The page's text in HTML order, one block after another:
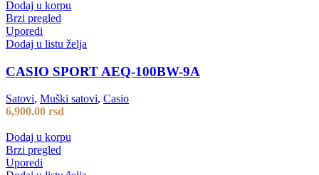
Dodaj u korpu
Brzi pregled
Uporedi
Dodaj u listu želja
CASIO SPORT AEQ-100BW-9A
Satovi, Muški satovi, Casio
6,900.00 rsd
Dodaj u korpu
Brzi pregled
Uporedi